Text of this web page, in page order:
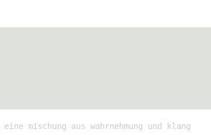
mischung aus wahrnehmung und klang